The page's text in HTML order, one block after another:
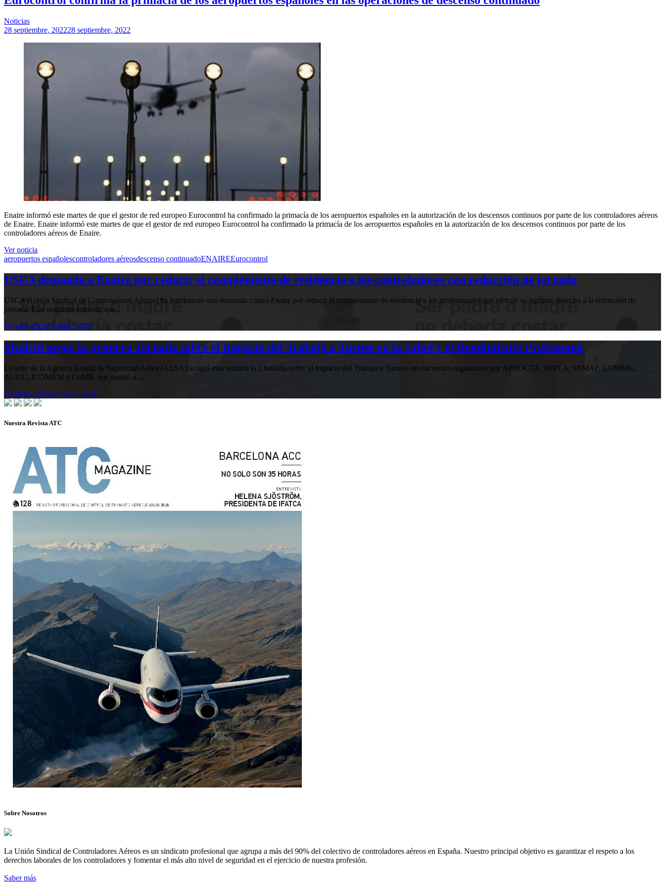
Noticias
28 septiembre, 202228 septiembre, 2022
Enaire informó este martes de que el gestor de red europeo Eurocontrol ha confirmado la primacía de los aeropuertos españoles en la autorización de los descensos continuos por parte de los controladores aéreos
de Enaire. Enaire informó este martes de que el gestor de red europeo Eurocontrol ha confirmado la primacía de los aeropuertos españoles en la autorización de los descensos continuos por parte de los
controladores aéreos de Enaire.
Ver noticia
aeropuertos españolescontroladores aéreosdescenso continuadoENAIREEurocontrol
USCA demanda a Enaire por reducir el complemento de residencia a los controladores con reducción de jornada
USCA (Unión Sindical de Controladores Aéreos) ha interpuesto una demanda contra Enaire por reducir el complemento de residencia a los profesionales que ejercen su legítimo derecho a la reducción de
jornada. Este sindicato entiende que…
10 julio, 202610 julio, 2026
Madrid acoge la primera Jornada sobre el Impacto del Trabajo a Turnos en la Salud y el Rendimiento Profesional
La sede de la Agencia Estatal de Seguridad Aérea (AESA) acogió esta semana la I Jornada sobre el Impacto del Trabajo a Turnos, un encuentro organizado por APROCTA, SEPLA, SEMAF, COMME,
AUGC, ICOMEM y CoMB, que reunió a…
13 mayo, 202613 mayo, 2026
Nuestra Revista ATC
Sobre Nosotros
La Unión Sindical de Controladores Aéreos es un sindicato profesional que agrupa a más del 90% del colectivo de controladores aéreos en España. Nuestro principal objetivo es garantizar el respeto a los
derechos laborales de los controladores y fomentar el más alto nivel de seguridad en el ejercicio de nuestra profesión.
Saber más